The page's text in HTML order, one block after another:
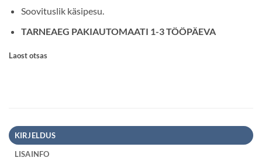
Soovituslik käsipesu.
TARNEAEG PAKIAUTOMAATI 1-3 TÖÖPÄEVA
Laost otsas
KIRJELDUS
LISAINFO